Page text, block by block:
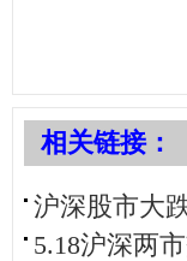
相关链接：
沪深股市大
5.18沪深两